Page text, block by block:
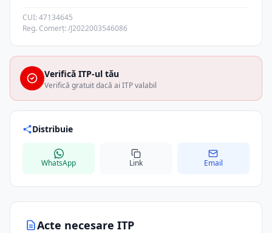
Acte necesare ITP
CUI: 47134645
Reg. Comerț: /J2022003546086
Verifică ITP-ul tău
Verifică gratuit dacă ai ITP valabil
Distribuie
WhatsApp Link Email